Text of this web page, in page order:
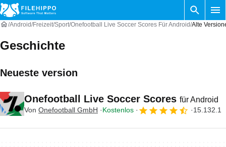
Android Freizeit Sport Onefootball Live Soccer Scores Für Android Alte
Geschichte
Neueste version
Onefootball Live Soccer Scores für Android
Von Onefootball GmbH Kostenlos 15.132.1